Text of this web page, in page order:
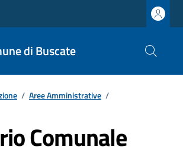
di Buscate
/ Aree Amministrative /
Comunale